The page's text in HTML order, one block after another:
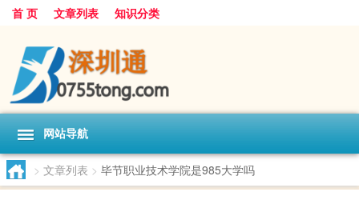
首 页 文章列表 知识分类
网站导航
> 文章列表 > 毕节职业技术学院是985大学吗